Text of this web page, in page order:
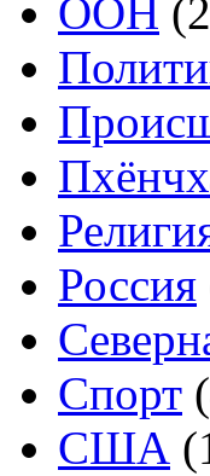
ООН
Россия
Спорт
США